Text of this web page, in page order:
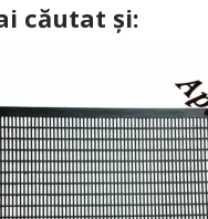
căutat și: